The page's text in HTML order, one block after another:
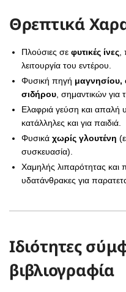
Θρεπτικά
Πλούσιες σε φυτικές ίνες
λειτουργία του εντέρου.
Φυσική πηγή
σιδήρου , σημαντικών για
Ελαφριά γεύση και απαλή
κατάλληλες και για παιδιά.
Φυσικά χωρίς γλουτένη
συσκευασία).
Χαμηλής λιπαρότητας και
υδατάνθρακες για
Ιδιότητες
βιβλιογραφία